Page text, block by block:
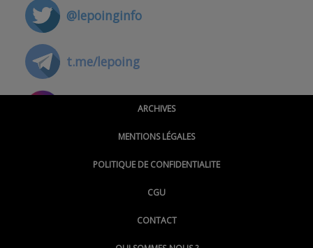
@lepoinginfo
t.me/lepoing
@montpellierpoinginfo
@LePoingMontpellier
ARCHIVES
MENTIONS LÉGALES
POLITIQUE DE CONFIDENTIALITE
CGU
CONTACT